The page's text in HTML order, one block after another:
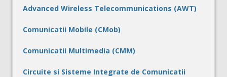
Advanced Wireless Telecommunications (AWT)
Comunicatii Mobile (CMob)
Comunicatii Multimedia (CMM)
Circuite si Sisteme Integrate de Comunicatii